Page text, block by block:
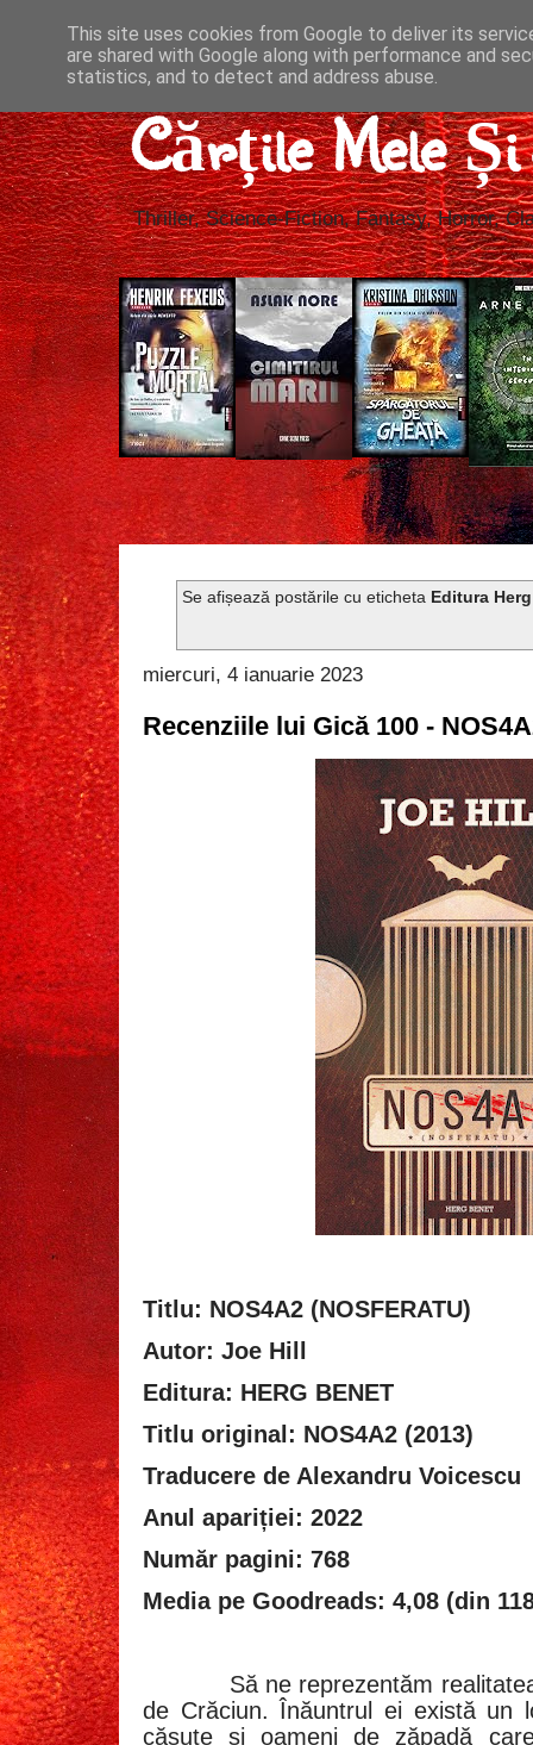
Cărțile Mele
Thriller, Science-Fiction, Fantasy, Horror,
Se afișează postările cu eticheta Editura
miercuri, 4 ianuarie 2023
Recenziile lui Gică 100 -
Titlu: NOS4A2 (NOSFERATU)
Autor: Joe Hill
Editura: HERG BENET
Titlu original: NOS4A2 (2013)
Traducere de Alexandru Voicescu
Anul apariției: 2022
Număr pagini: 768
Media pe Goodreads: 4,08 (din
Să ne reprezentăm
de Crăciun. Înăuntrul ei există un
căsuțe și oameni de zăpadă
This site uses cookies from Google to deliver its
are shared with Google along with performance and
statistics, and to detect and address abuse.